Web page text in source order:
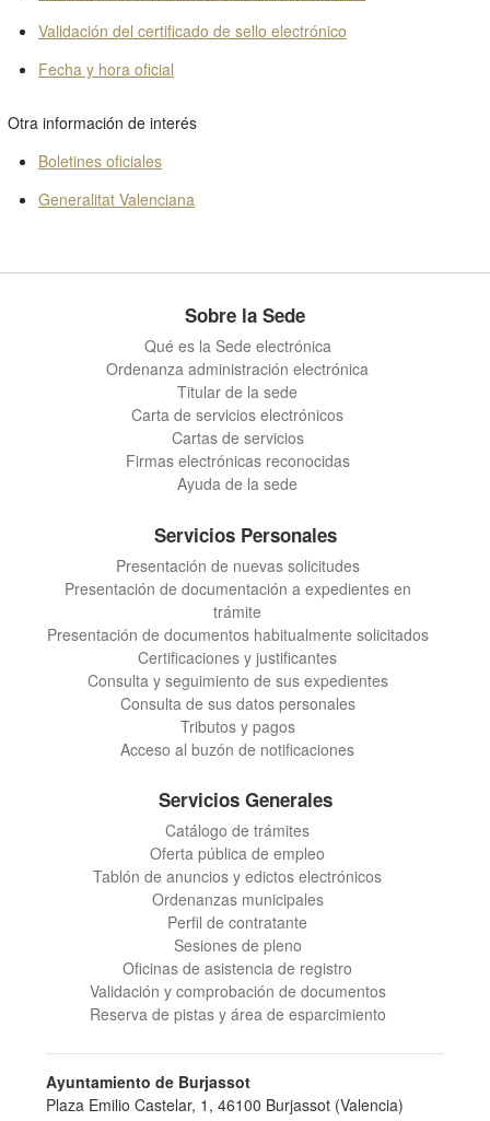
Validación del certificado de sello electrónico
Fecha y hora oficial
Otra información de interés
Boletines oficiales
Generalitat Valenciana
Sobre la Sede
Qué es la Sede electrónica
Ordenanza administración electrónica
Titular de la sede
Carta de servicios electrónicos
Cartas de servicios
Firmas electrónicas reconocidas
Ayuda de la sede
Servicios Personales
Presentación de nuevas solicitudes
Presentación de documentación a expedientes en
trámite
Presentación de documentos habitualmente solicitados
Certificaciones y justificantes
Consulta y seguimiento de sus expedientes
Consulta de sus datos personales
Tributos y pagos
Acceso al buzón de notificaciones
Servicios Generales
Catálogo de trámites
Oferta pública de empleo
Tablón de anuncios y edictos electrónicos
Ordenanzas municipales
Perfil de contratante
Sesiones de pleno
Oficinas de asistencia de registro
Validación y comprobación de documentos
Reserva de pistas y área de esparcimiento
Ayuntamiento de Burjassot
Plaza Emilio Castelar, 1, 46100 Burjassot (Valencia)